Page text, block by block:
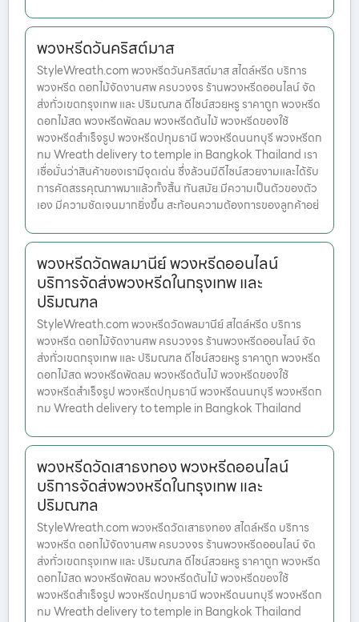
พวงหรีดวันคริสต์มาส
StyleWreath.com พวงหรีดวันคริสต์มาส สไตล์หรีด บริการ
พวงหรีด ดอกไม้จัดงานศพ ครบวงจร ร้านพวงหรีดออนไลน์ จัด
ส่งทั่วเขตกรุงเทพ และ ปริมณฑล ดีไซน์สวยหรู ราคาถูก พวงหรีด
ดอกไม้สด พวงหรีดพัดลม พวงหรีดต้นไม้ พวงหรีดของใช้
พวงหรีดสำเร็จรูป พวงหรีดปทุมธานี พวงหรีดนนทบุรี พวงหรีดก
ทม Wreath delivery to temple in Bangkok Thailand เรา
เชื่อมั่นว่าสินค้าของเรามีจุดเด่น ซึ่งล้วนมีดีไซน์สวยงามและได้รับ
การคัดสรรคุณภาพมาแล้วทั้งสิ้น ทันสมัย มีความเป็นตัวของตัว
เอง มีความชัดเจนมากยิ่งขึ้น สะท้อนความต้องการของลูกค้าอย่
พวงหรีดวัดพลมานีย์ พวงหรีดออนไลน์
บริการจัดส่งพวงหรีดในกรุงเทพ และ
ปริมณฑล
StyleWreath.com พวงหรีดวัดพลมานีย์ สไตล์หรีด บริการ
พวงหรีด ดอกไม้จัดงานศพ ครบวงจร ร้านพวงหรีดออนไลน์ จัด
ส่งทั่วเขตกรุงเทพ และ ปริมณฑล ดีไซน์สวยหรู ราคาถูก พวงหรีด
ดอกไม้สด พวงหรีดพัดลม พวงหรีดต้นไม้ พวงหรีดของใช้
พวงหรีดสำเร็จรูป พวงหรีดปทุมธานี พวงหรีดนนทบุรี พวงหรีดก
ทม Wreath delivery to temple in Bangkok Thailand
พวงหรีดวัดเสาธงทอง พวงหรีดออนไลน์
บริการจัดส่งพวงหรีดในกรุงเทพ และ
ปริมณฑล
StyleWreath.com พวงหรีดวัดเสาธงทอง สไตล์หรีด บริการ
พวงหรีด ดอกไม้จัดงานศพ ครบวงจร ร้านพวงหรีดออนไลน์ จัด
ส่งทั่วเขตกรุงเทพ และ ปริมณฑล ดีไซน์สวยหรู ราคาถูก พวงหรีด
ดอกไม้สด พวงหรีดพัดลม พวงหรีดต้นไม้ พวงหรีดของใช้
พวงหรีดสำเร็จรูป พวงหรีดปทุมธานี พวงหรีดนนทบุรี พวงหรีดก
ทม Wreath delivery to temple in Bangkok Thailand